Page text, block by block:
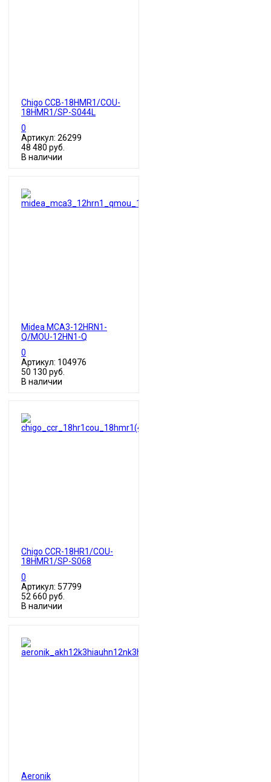
Chigo CCB-18HMR1/COU-
18HMR1/SP-S044L
0
Артикул: 26299
48 480 руб.
В наличии
Midea MCA3-12HRN1-
Q/MOU-12HN1-Q
0
Артикул: 104976
50 130 руб.
В наличии
Chigo CCR-18HR1/COU-
18HMR1/SP-S068
0
Артикул: 57799
52 660 руб.
В наличии
Aeronik